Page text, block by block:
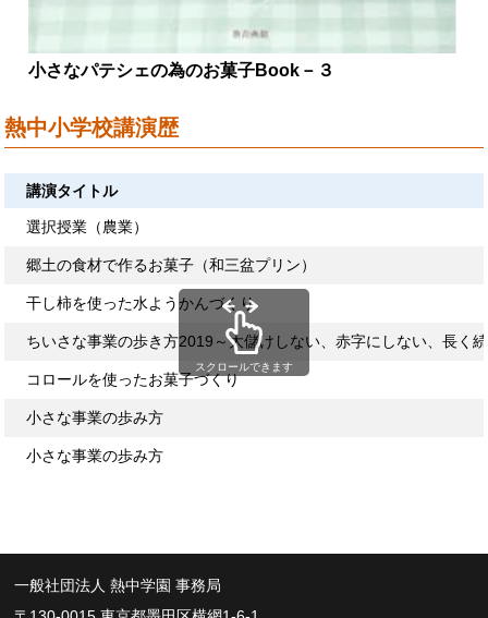
小さなパテシェの為のお菓子Book－３
熱中小学校講演歴
講演タイトル
選択授業（農業）
郷土の食材で作るお菓子（和三盆プリン）
干し柿を使った水ようかんづくり
ちいさな事業の歩き方2019～大儲けしない、赤字にしない、長く
コロールを使ったお菓子づくり
小さな事業の歩み方
小さな事業の歩み方
スクロールできます
一般社団法人 熱中学園 事務局